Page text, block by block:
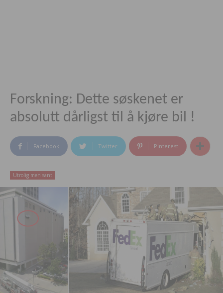
Forskning: Dette søskenet er
absolutt dårligst til å kjøre bil !
Facebook Twitter Pinterest
Utrolig men sant